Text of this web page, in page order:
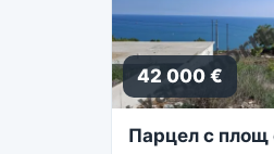
42 000 €
Парцел с площ